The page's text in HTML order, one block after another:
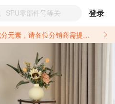
登录
第三方销售平台对商品上架规要求，并根据对应平台规则调整相关商品信息后进行上架，以免造成您不必要损失。 汽配产品上架注意事项： 不同第三方平台对于适配车型等信息的填写要求各有不同。例如：亚马逊明确禁止在产品标题、卖点和描述中直接使用适配车型的年份、品牌和型号信息；请您仔细研究并熟悉所销售平台关于汽配产品上架销售的具体规则，如果因上架的汽配产品信息填写不符合所销售平台要求，产生违规/侵权等问题所造成的损失需您自行承担。